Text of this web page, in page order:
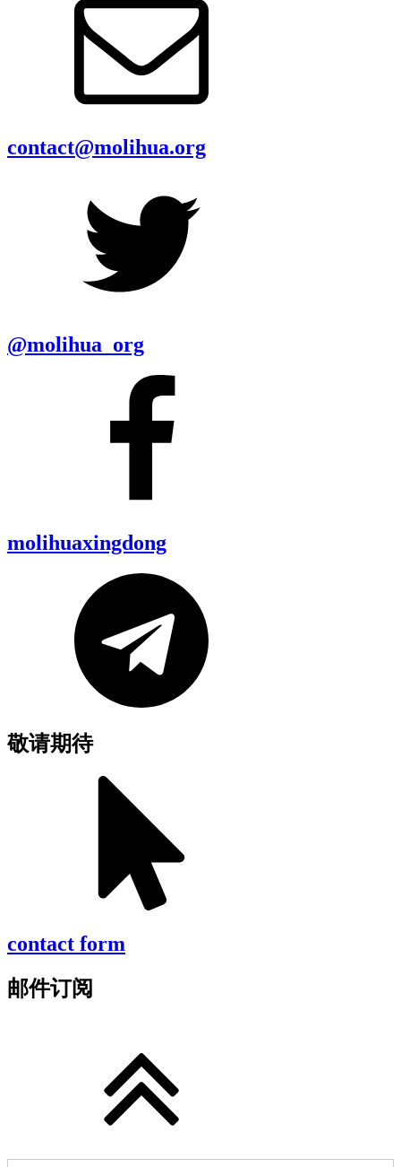
contact@molihua.org
@molihua_org
molihuaxingdong
敬请期待
contact form
邮件订阅